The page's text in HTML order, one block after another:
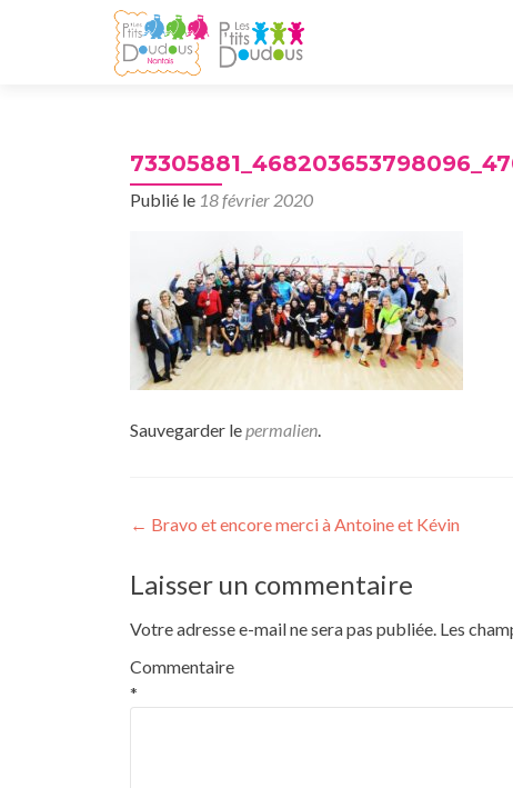
Publié le 18 février 2020
Sauvegarder lepermalien.
Navigation
de
l’article
← Bravo et encore merci à Antoine et Kévin
Laisser un commentaire
Votre adresse e-mail ne sera pas publiée. Les
Commentaire
*